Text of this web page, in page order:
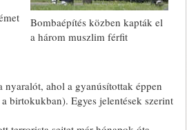
Bombaépítés közben kapták el
a három muszlim férfit
nyaralót, ahol a gyanúsítottak éppen
birtokukban). Egyes jelentések szerint